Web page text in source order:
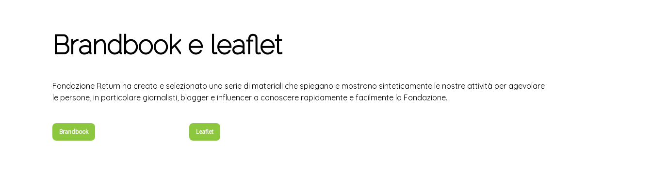
Brandbook e leaflet
Fondazione Return ha creato e selezionato una serie di materiali che spiegano e mostrano sinteticamente le nostre attività per agevolare
le persone, in particolare giornalisti, blogger e influencer a conoscere rapidamente e facilmente la Fondazione.
Brandbook Leaflet